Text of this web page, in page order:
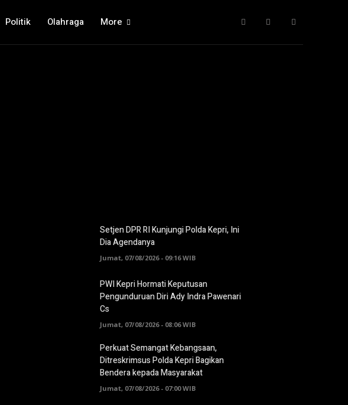
Politik Olahraga More
Setjen DPR RI Kunjungi Polda Kepri, Ini
Dia Agendanya
Jumat, 07/08/2026 - 09:16 WIB
PWI Kepri Hormati Keputusan
Pengunduruan Diri Ady Indra Pawenari
Cs
Jumat, 07/08/2026 - 08:06 WIB
Perkuat Semangat Kebangsaan,
Ditreskrimsus Polda Kepri Bagikan
Bendera kepada Masyarakat
Jumat, 07/08/2026 - 07:00 WIB